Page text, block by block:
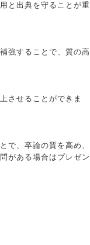
と出典を守ることが重
強することで、質の高
させることができま
で、卒論の質を高め、
がある場合はプレゼン